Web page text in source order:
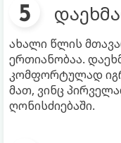
ახალი წლის
ერთიანობაა.
კომფორტულად
მათ, ვინც
ღონისძიებაში.